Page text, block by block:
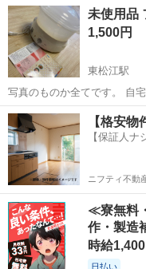
島根 出雲市 園駅
未使用品
1,500円
東松江駅
写真のものか全てです。 自
いたため、小さな傷、汚れ
島根 松江市 東松江
【格安
【保証人ナ
ニフティ不動
≪寮無料
作・製造
時給1,400
日払い